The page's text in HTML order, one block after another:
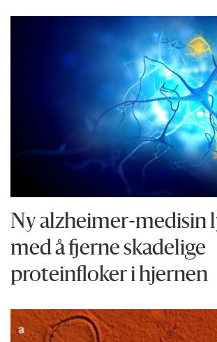
Ny alzheimer-medisin
med å fjerne skadelige
proteinfloker i hjernen